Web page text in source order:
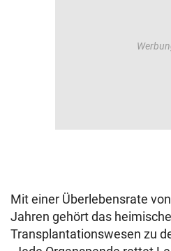
Mit einer Überlebensrate
Jahren gehört das heimische
Transplantationswesen zu